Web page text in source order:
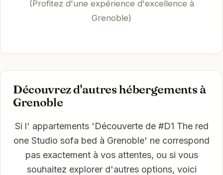
(Profitez d'une expérience d'excellence à
Grenoble)
Découvrez d'autres hébergements à
Grenoble
Si l' appartements 'Découverte de #D1 The red
one Studio sofa bed à Grenoble' ne correspond
pas exactement à vos attentes, ou si vous
souhaitez explorer d'autres options, voici